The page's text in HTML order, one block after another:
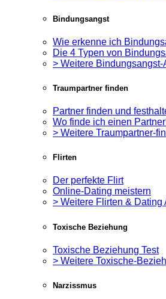
Bindungsangst
Wie erkenne ich
Die 4 Typen von
> Weitere Bindungsangst-
Traumpartner finden
Partner finden und
Wo finde ich einen
> Weitere Traumpartner-
Flirten
Der perfekte Flirt
Online-Dating meistern
> Weitere Flirten & Dating
Toxische Beziehung
Toxische Beziehung Test
> Weitere Toxische-
Narzissmus